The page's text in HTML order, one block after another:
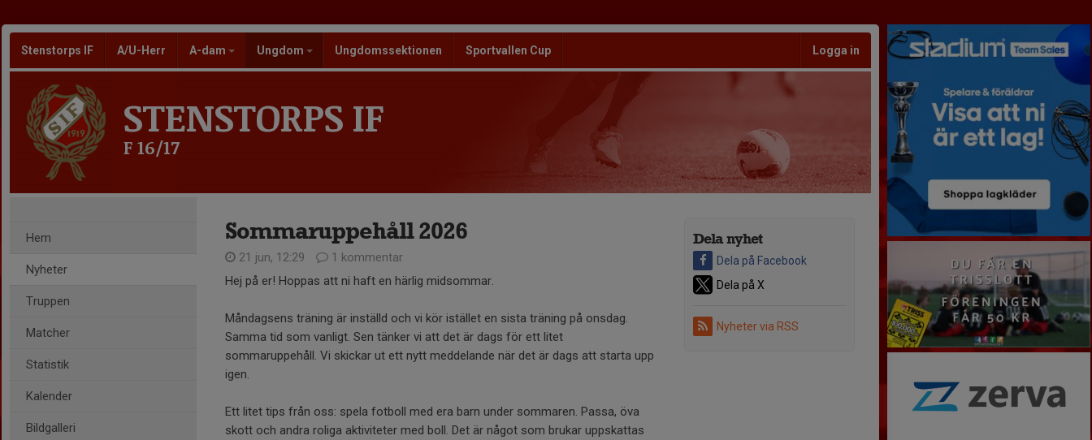
Stenstorps IF A/U-Herr A-dam Ungdom Ungdomssektionen Sportvallen Cup Logga in
STENSTORPS IF
F 16/17
Hem
Nyheter
Truppen
Matcher
Statistik
Kalender
Bildgalleri
Dela nyhet
Dela på Facebook
Dela på X
Nyheter via RSS
Sommaruppehåll 2026
21 jun, 12:29
1 kommentar
Hej på er! Hoppas att ni haft en härlig midsommar.
Måndagsens träning är inställd och vi kör istället en sista träning på onsdag.
Samma tid som vanligt. Sen tänker vi att det är dags för ett litet
sommaruppehåll. Vi skickar ut ett nytt meddelande när det är dags att starta upp
igen.
Ett litet tips från oss: spela fotboll med era barn under sommaren. Passa, öva
skott och andra roliga aktiviteter med boll. Det är något som brukar uppskattas